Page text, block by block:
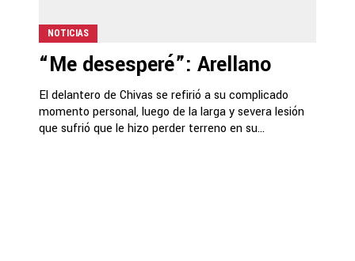
NOTICIAS
“Me desesperé”: Arellano
El delantero de Chivas se refirió a su complicado
momento personal, luego de la larga y severa lesión
que sufrió que le hizo perder terreno en su...